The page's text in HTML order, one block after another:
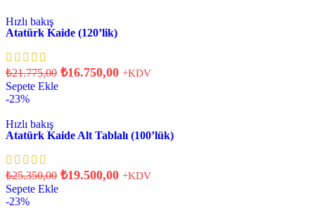
Hızlı bakış
Atatürk Kaide (120’lik)
₺21.775,00 ₺16.750,00 +KDV
Sepete Ekle
-23%
Hızlı bakış
Atatürk Kaide Alt Tablalı (100’lük)
₺25.350,00 ₺19.500,00 +KDV
Sepete Ekle
-23%